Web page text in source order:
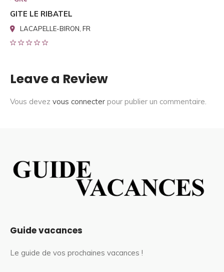
GITE LE RIBATEL
LACAPELLE-BIRON, FR
Leave a Review
Vous devez vous connecter pour publier un commentaire.
Guide vacances
Le guide de vos prochaines vacances !